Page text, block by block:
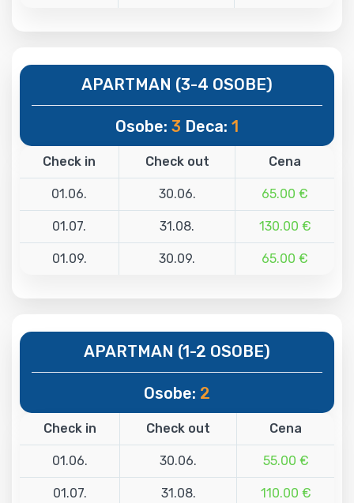
APARTMAN (3-4 OSOBE)
Osobe: 3 Deca: 1
Check in Check out Cena
01.06. 30.06. 65.00 €
01.07. 31.08. 130.00 €
01.09. 30.09. 65.00 €
APARTMAN (1-2 OSOBE)
Osobe: 2
Check in Check out Cena
01.06. 30.06. 55.00 €
01.07. 31.08. 110.00 €